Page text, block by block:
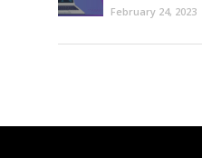
February 24, 2023